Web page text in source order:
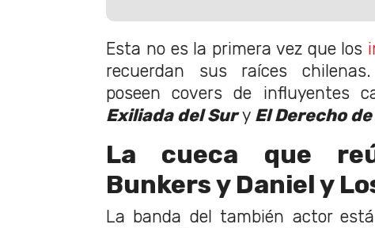
Esta no es la primera vez que los
recuerdan sus raíces
poseen covers de influyentes
Exiliada del Sur y El Derecho
La cueca que
Bunkers y Daniel y
La banda del también actor